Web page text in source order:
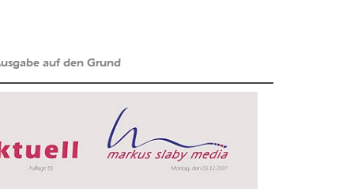
auf den Grund